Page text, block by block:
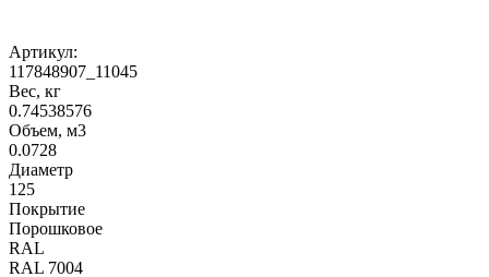
Артикул:
117848907_11045
Вес, кг
0.74538576
Объем, м3
0.0728
Диаметр
125
Покрытие
Порошковое
RAL
RAL 7004